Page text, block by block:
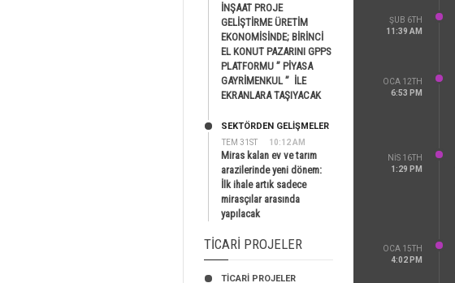
İNŞAAT PROJE
GELİŞTİRME ÜRETİM
EKONOMİSİNDE; BİRİNCİ
EL KONUT PAZARINI GPPS
PLATFORMU ” PİYASA
GAYRİMENKUL ” İLE
EKRANLARA TAŞIYACAK
TEM 31ST 10:12 AM
SEKTÖRDEN GELIŞMELER
Miras kalan ev ve tarım
arazilerinde yeni dönem:
İlk ihale artık sadece
mirasçılar arasında
yapılacak
TICARI PROJELER
TİCARİ PROJELER
ŞUB 6TH
11:39 AM
OCA 12TH
6:53 PM
NIS 16TH
1:29 PM
OCA 15TH
4:02 PM